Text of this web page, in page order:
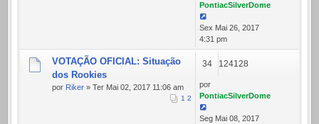
PontiacSilverDome
Sex Mai 26, 2017
4:31 pm
VOTAÇÃO OFICIAL: Situação
dos Rookies
por Riker » Ter Mai 02, 2017 11:06 am
1 2
34 124128
por
PontiacSilverDome
Seg Mai 08, 2017